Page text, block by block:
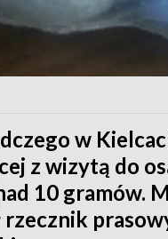
w
z wizytą do
10 gramów.